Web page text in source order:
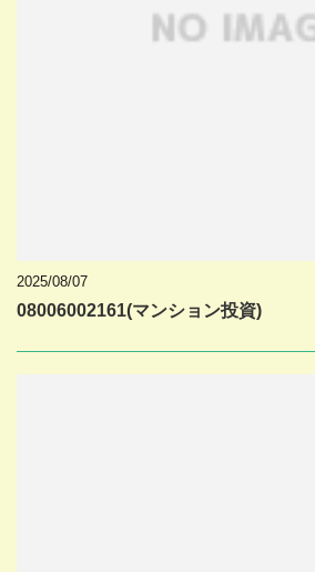
2025/08/07
08006002161(マンション投資)